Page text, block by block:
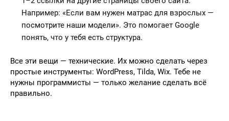
Например: «Если вам нужен матрас для взрослых —
посмотрите наши модели». Это помогает Google
понять, что у тебя есть структура.
Все эти вещи — технические. Их можно сделать через
простые инструменты: WordPress, Tilda, Wix. Тебе не
нужны программисты — только желание сделать всё
правильно.